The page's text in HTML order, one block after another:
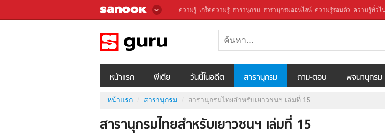
ความรู้ เกร็ดความรู้ สารานุกรม สารานุกรมออนไลน์ ความรู้รอบตัว ความรู้ทั่วไป
หน้าแรก พีเดีย วันนี้ในอดีต สารานุกรม ถาม-ตอบ พจนานุกรม
หน้าแรก สารานุกรม สารานุกรมไทยสำหรับเยาวชนฯ เล่มที่ 15
สารานุกรมไทยสำหรับเยาวชนฯ เล่มที่ 15